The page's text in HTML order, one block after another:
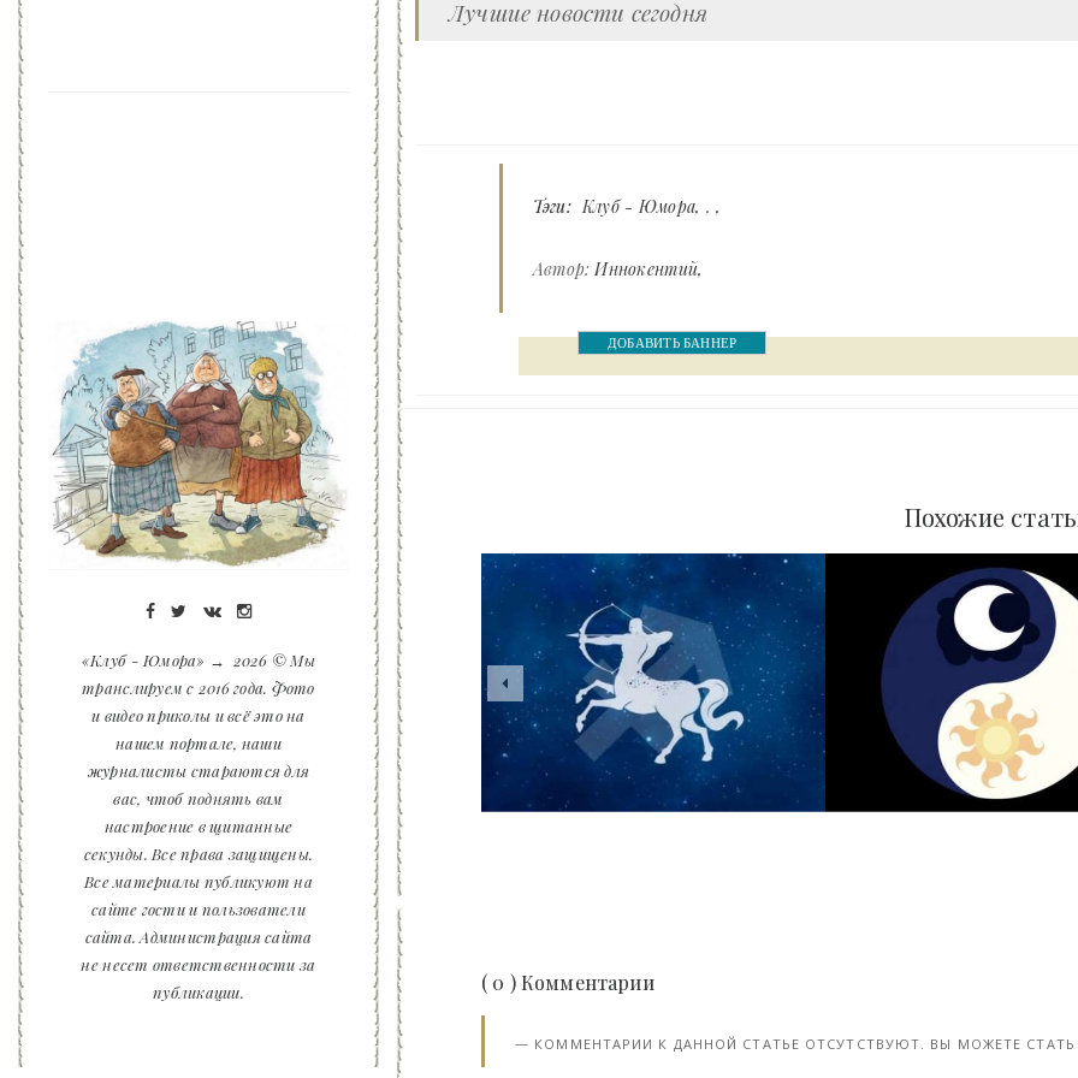
Лучшие новости сегодня
Тэги: Клуб - Юмора ,
Автор:Иннокентий
ДОБАВИТЬ БАННЕР
Похожие
( 0 ) Комментарии
КОММЕНТАРИИ К ДАННОЙ СТАТЬЕ ОТСУТСТВУЮТ. ВЫ МОЖЕТЕ
«Клуб - Юмора» → 2026 © Мы
транслируем с 2016 года. Фото
и видео приколы и всё это на
нашем портале, наши
журналисты стараются для
вас, чтоб поднять вам
настроение в щитанные
секунды. Все права защищены.
Все материалы публикуют на
сайте гости и пользователи
сайта. Администрация сайта
не несет ответственности за
публикации.